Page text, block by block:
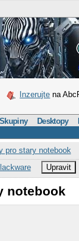
Inzerujte na
Skupiny Desktopy
pro stary notebook
Upravit
notebook